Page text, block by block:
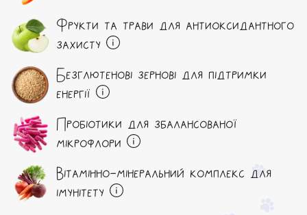
Фрукти та трави для антиоксидантного
захисту
Безглютенові зернові для підтримки
енергії
Пробіотики для збалансованої
мікрофлори
Вітамінно-мінеральний комплекс для
імунітету